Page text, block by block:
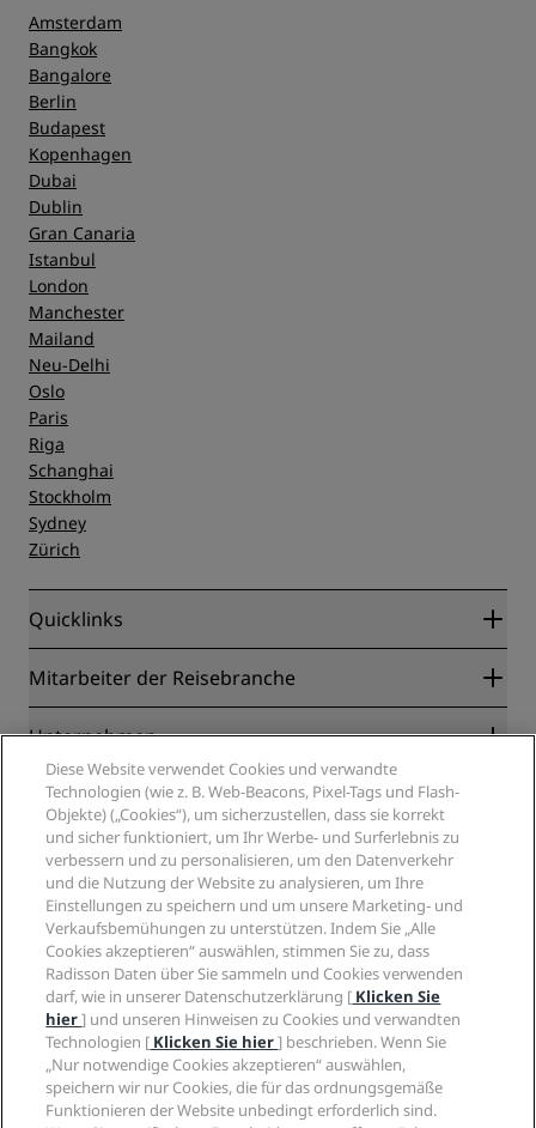
Amsterdam
Bangkok
Bangalore
Berlin
Budapest
Kopenhagen
Dubai
Dublin
Gran Canaria
Istanbul
London
Manchester
Mailand
Neu-Delhi
Oslo
Paris
Riga
Schanghai
Stockholm
Sydney
Zürich
Quicklinks
Radisson Rewards
Blog
Neue und aufstrebende Hotels
Radisson Hotels APP
„Sports Approved“-Hotels
Familienfreundliche Hotels
Gesundheit & Sicherheit
Mitarbeiter der Reisebranche
Partner
Reisebüros
Unternehmen
Radisson Hotel Group
Medien
Karriere RHG
Karriere PPHE
Karrieren EHL
The Club by RHG
Entwicklungsmöglichkeiten
Responsible Business – Unser Engagement
Einkauf
Rechtliches
Privacy Centre
Rechtliche Hinweise
Radisson Rewards Geschäftsbedingungen
Website-Nutzungsvereinbarung
Digitale Barrierefreiheit
Moderne Sklaverei – Erklärung
Hilfe
Verbrauchermeldungen
Kontakt
FAQ
Inhaltsübersicht
Soziale Medien
Marken von Radisson Hotels
Diese Website verwendet Cookies und verwandte
Technologien (wie z. B. Web-Beacons, Pixel-Tags und Flash-
Objekte) („Cookies“), um sicherzustellen, dass sie korrekt
und sicher funktioniert, um Ihr Werbe- und Surferlebnis zu
verbessern und zu personalisieren, um den Datenverkehr
und die Nutzung der Website zu analysieren, um Ihre
Einstellungen zu speichern und um unsere Marketing- und
Verkaufsbemühungen zu unterstützen. Indem Sie „Alle
Cookies akzeptieren“ auswählen, stimmen Sie zu, dass
Radisson Daten über Sie sammeln und Cookies verwenden
darf, wie in unserer Datenschutzerklärung [ Klicken Sie
hier] und unseren Hinweisen zu Cookies und verwandten
Technologien [ Klicken Sie hier] beschrieben. Wenn Sie
„Nur notwendige Cookies akzeptieren“ auswählen,
speichern wir nur Cookies, die für das ordnungsgemäße
Funktionieren der Website unbedingt erforderlich sind.